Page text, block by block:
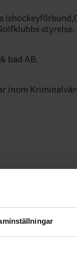
styrelse.
bad AB.
inom